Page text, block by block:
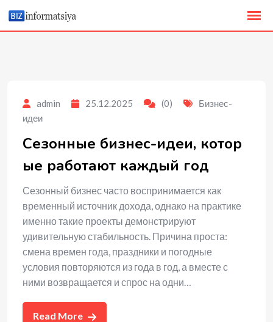
content
admin 25.12.2025 (0)
Бизнес-
идеи
Сезонные бизнес-идеи, котор
ые работают каждый год
Сезонный бизнес часто воспринимается как
временный источник дохода, однако на практике
именно такие проекты демонстрируют
удивительную стабильность. Причина проста:
смена времен года, праздники и погодные
условия повторяются из года в год, а вместе с
ними возвращается и спрос на одни…
Read More